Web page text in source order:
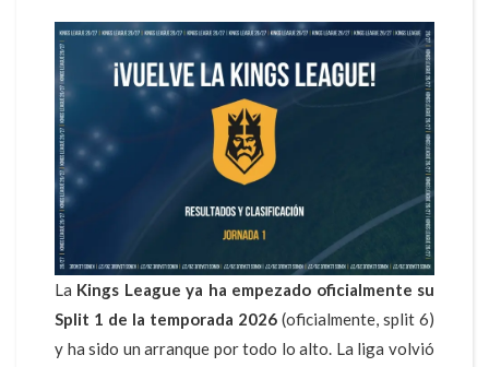
La Kings League ya ha empezado oficialmente su
Split 1 de la temporada 2026 (oficialmente, split 6)
y ha sido un arranque por todo lo alto. La liga volvió